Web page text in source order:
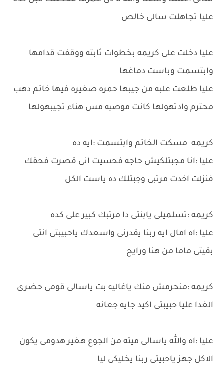
عليا تجاهلت سالى خالص
عليا دخلت على كريمه بخطوات ثابته ووقفت قدامها
وابتسمت وباست دماغها
عليا طلعت علبه من جيبها حمره صغيره فيها خاتم دهب
محترم وادتهولها كانت موصيه مس هناء تجيبهولها
كريمه مسكت الخاتم وابتسمت :ايه ده
عليا :انا مجبتلكيش حاجه فحسيت انى قصرت فحقك
فنزلت اخدت مرتبى وجبتلك ده ياست الكل
كريمه :تسلميلى يابنتى دا مرتبك كبير على كده
عليا :اه امال ايه ربنا يقدرنى واسعدك ياحبيبتى انتى
بقيتى ماما من هنا ورايح
كريمه :منحرمش منك ياغاليه بت ياسالى قومى حضرى
الغدا عليا حبيبتى اكيد جايه جعانه
عليا :اه والله ياسالى ميته من الجوع هغير هدومى يكون
الاكل جهز ياحبيتى ربنا يخليكى ليا